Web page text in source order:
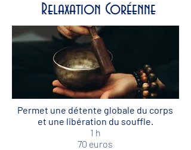
Relaxation Coréenne
Permet une détente globale du corps
et une libération du souffle.
1 h
70 euros